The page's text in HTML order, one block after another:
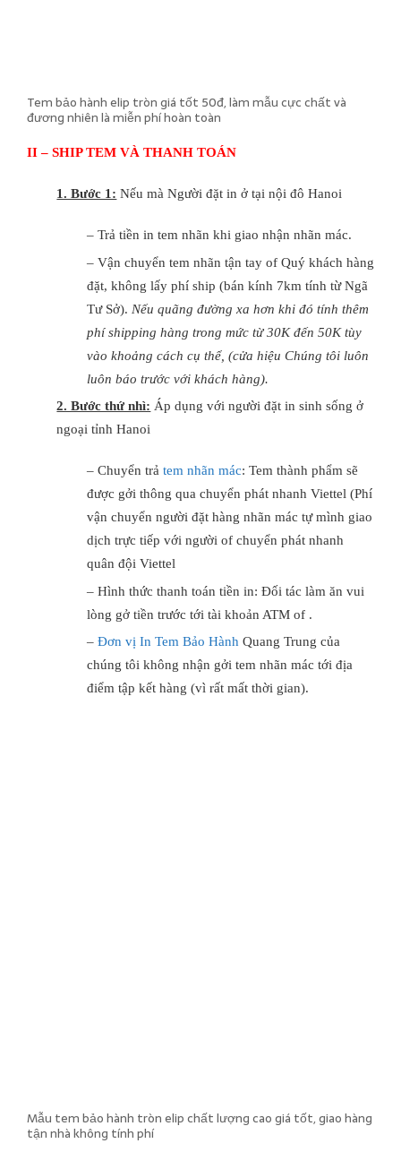
Tem bảo hành elip tròn giá tốt 50đ, làm mẫu cực chất và
đương nhiên là miễn phí hoàn toàn
II – SHIP TEM VÀ THANH TOÁN
1. Bước 1: Nếu mà Người đặt in ở tại nội đô Hanoi
– Trả tiền in tem nhãn khi giao nhận nhãn mác.
– Vận chuyển tem nhãn tận tay of Quý khách hàng
đặt, không lấy phí ship (bán kính 7km tính từ Ngã
Tư Sở). Nếu quãng đường xa hơn khi đó tính thêm
phí shipping hàng trong mức từ 30K đến 50K tùy
vào khoảng cách cụ thể, (cửa hiệu Chúng tôi luôn
luôn báo trước với khách hàng).
2. Bước thứ nhì: Áp dụng với người đặt in sinh sống ở
ngoại tỉnh Hanoi
– Chuyển trả tem nhãn mác: Tem thành phẩm sẽ
được gởi thông qua chuyển phát nhanh Viettel (Phí
vận chuyển người đặt hàng nhãn mác tự mình giao
dịch trực tiếp với người of chuyển phát nhanh
quân đội Viettel
– Hình thức thanh toán tiền in: Đối tác làm ăn vui
lòng gở tiền trước tới tài khoản ATM of .
– Đơn vị In Tem Bảo HànhQuang Trung của
chúng tôi không nhận gởi tem nhãn mác tới địa
điểm tập kết hàng (vì rất mất thời gian).
Mẫu tem bảo hành tròn elip chất lượng cao giá tốt, giao hàng
tận nhà không tính phí